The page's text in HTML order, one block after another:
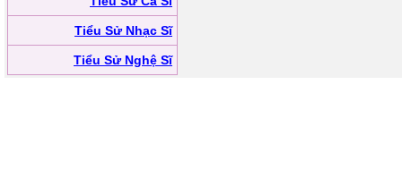
Tiểu Sử Nhạc Sĩ
Tiểu Sử Nghệ Sĩ